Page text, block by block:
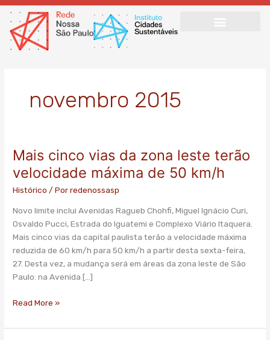
Ir
para
conteúdo
novembro 2015
Mais cinco vias da zona leste terão
velocidade máxima de 50 km/h
Histórico / Porredenossasp
Novo limite inclui Avenidas Ragueb Chohfi, Miguel Ignácio Curi,
Osvaldo Pucci, Estrada do Iguatemi e Complexo Viário Itaquera.
Mais cinco vias da capital paulista terão a velocidade máxima
reduzida de 60 km/h para 50 km/h a partir desta sexta-feira,
27. Desta vez, a mudança será em áreas da zona leste de São
Paulo: na Avenida […]
Mais
cinco
vias
da
km/h
Read More »